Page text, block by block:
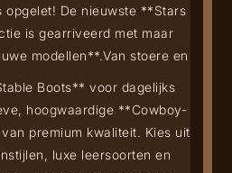
opgelet! De nieuwste **Stars
is gearriveerd met maar
modellen**.Van stoere en
Boots** voor dagelijks
hoogwaardige **Cowboy-
premium kwaliteit. Kies uit
luxe leersoorten en